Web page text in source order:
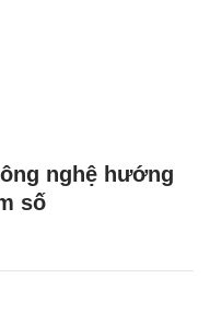
nghệ hướng
số